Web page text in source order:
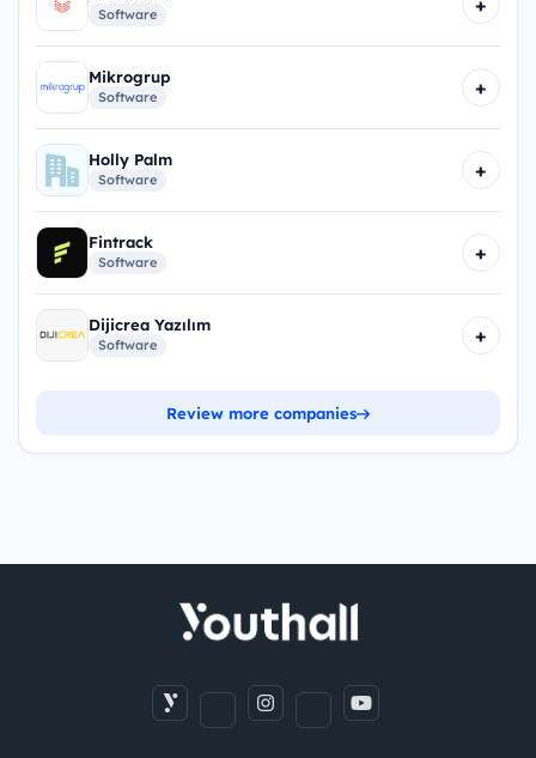
Software +
Mikrogrup
Software +
Holly Palm
Software +
Fintrack
Software +
Dijicrea Yazılım
Software +
Review more companies